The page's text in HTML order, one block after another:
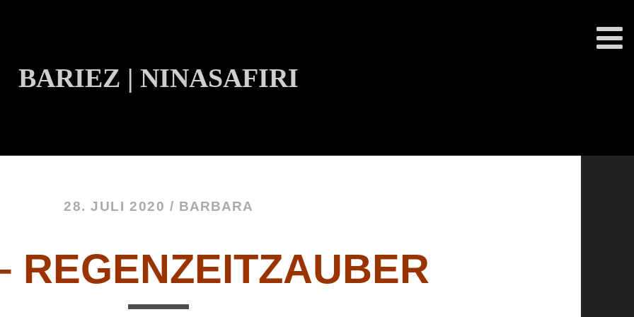
28. JULI 2020 / BARBARA
REGENZEITZAUBER
BARIEZ | NINASAFIRI